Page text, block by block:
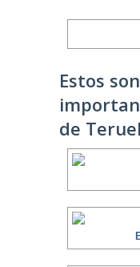
Estos
de